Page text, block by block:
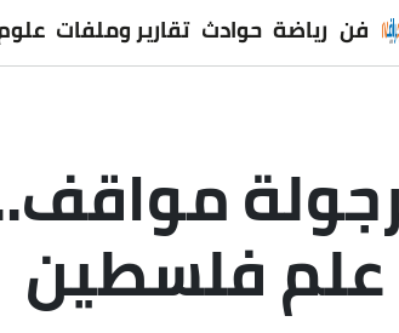
فن رياضة حوادث تقارير وملفات
فلسطين